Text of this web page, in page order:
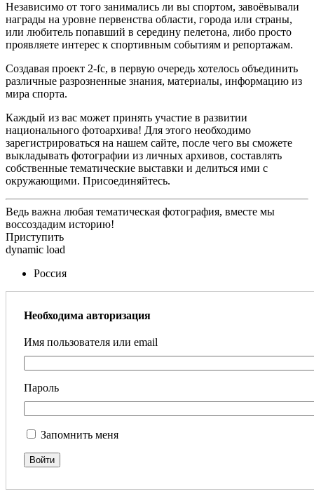
Независимо от того занимались ли вы спортом, завоёвывали
награды на уровне первенства области, города или страны,
или любитель попавший в середину пелетона, либо просто
проявляете интерес к спортивным событиям и репортажам.
Создавая проект 2-fc, в первую очередь хотелось объединить
различные разрозненные знания, материалы, информацию из
мира спорта.
Каждый из вас может принять участие в развитии
национального фотоархива! Для этого необходимо
зарегистрироваться на нашем сайте, после чего вы сможете
выкладывать фотографии из личных архивов, составлять
собственные тематические выставки и делиться ими с
окружающими. Присоединяйтесь.
Ведь важна любая тематическая фотография, вместе мы
воссоздадим историю!
Приступить
dynamic load
Россия
Необходима авторизация
Имя пользователя или email
Пароль
Запомнить меня